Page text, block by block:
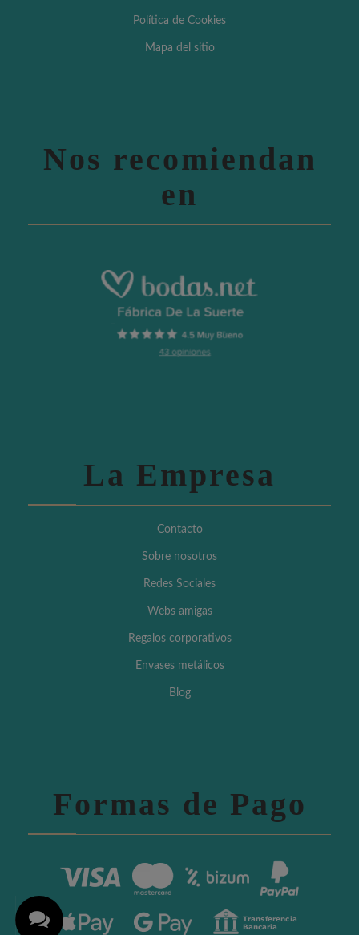
Política de Cookies
Mapa del sitio
Nos recomiendan
en
La Empresa
Contacto
Sobre nosotros
Redes Sociales
Webs amigas
Regalos corporativos
Envases metálicos
Blog
Formas de Pago